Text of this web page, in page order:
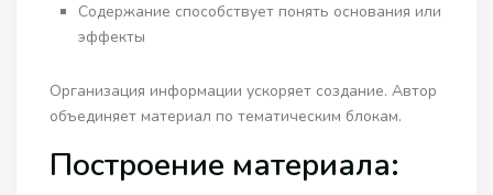
Содержание способствует понять основания или
эффекты
Организация информации ускоряет создание. Автор
объединяет материал по тематическим блокам.
Построение материала: